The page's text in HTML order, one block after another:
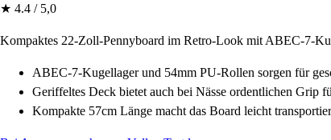
★ 4.4 / 5,0
Kompaktes 22-Zoll-Pennyboard im Retro-Look mit ABEC-7-
ABEC-7-Kugellager und 54mm PU-Rollen sorgen für
Geriffeltes Deck bietet auch bei Nässe ordentlichen Grip
Kompakte 57cm Länge macht das Board leicht